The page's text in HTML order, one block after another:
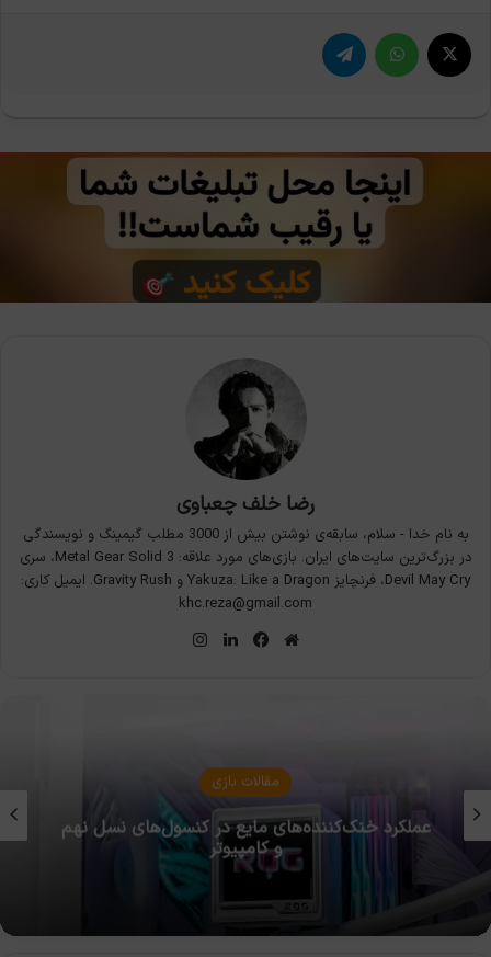
رضا خلف چعباوی
به نام خدا - سلام، سابقه‌ی نوشتن بیش از 3000 مطلب گیمینگ و نویسندگی
در بزرگ‌ترین سایت‌های ایران. بازی‌های مورد علاقه: Metal Gear Solid 3، سری
Devil May Cry، فرنچایز Yakuza: Like a Dragon و Gravity Rush. ایمیل کاری:
khc.reza@gmail.com
وبسایت
فیس
لینکدین
مقالات بازی
بازی های تحریم شده در ایران و تاثیر آنها روی
گیمرها